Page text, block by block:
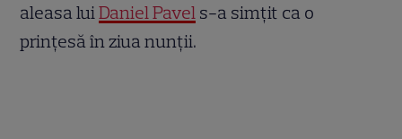
aleasa luiDaniel Pavel s-a simțit ca o
prințesă în ziua nunții.